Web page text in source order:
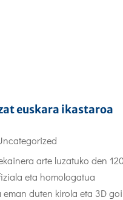
euskara ikastaroa
arte luzatuko den
eta homologatua
duten kirola eta 3D goi